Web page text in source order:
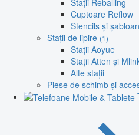
Cuptoare Reflow
Stencils și
Stații de lipire (1)
Stații Aoyue
Stații Atten și
Alte stații
Piese de schimb și